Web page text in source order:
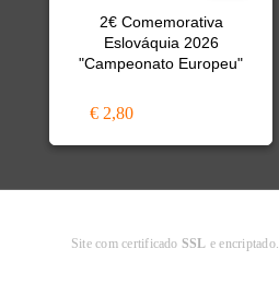
2€ Comemorativa
Eslováquia 2026
"Campeonato Europeu"
€ 2,80
Site com certificado SSL e encriptado.